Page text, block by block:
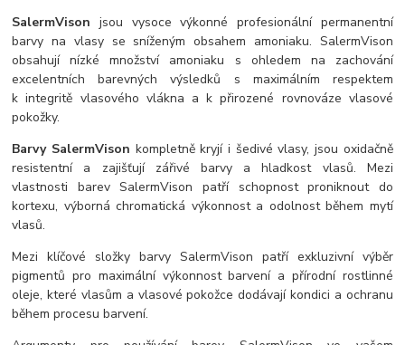
SalermVison jsou vysoce výkonné profesionální permanentní
barvy na vlasy se sníženým obsahem amoniaku. SalermVison
obsahují nízké množství amoniaku s ohledem na zachování
excelentních barevných výsledků s maximálním respektem
k integritě vlasového vlákna a k přirozené rovnováze vlasové
pokožky.
Barvy SalermVison kompletně kryjí i šedivé vlasy, jsou oxidačně
resistentní a zajišťují zářivé barvy a hladkost vlasů. Mezi
vlastnosti barev SalermVison patří schopnost proniknout do
kortexu, výborná chromatická výkonnost a odolnost během mytí
vlasů.
Mezi klíčové složky barvy SalermVison patří exkluzivní výběr
pigmentů pro maximální výkonnost barvení a přírodní rostlinné
oleje, které vlasům a vlasové pokožce dodávají kondici a ochranu
během procesu barvení.